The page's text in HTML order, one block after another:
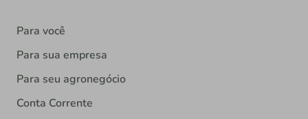
Para você
Para sua empresa
Para seu agronegócio
Conta Corrente